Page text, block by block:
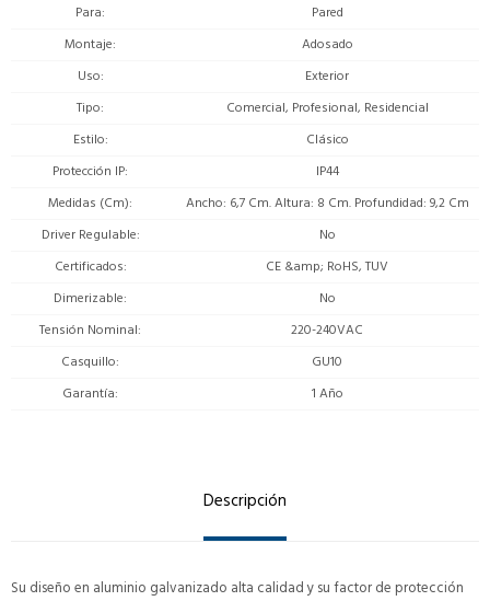
Para
Pared
Montaje
Adosado
Uso
Exterior
Tipo
Comercial, Profesional, Residencial
Estilo
Clásico
Protección IP
IP44
Medidas (Cm)
Ancho: 6,7 Cm. Altura: 8 Cm. Profundidad: 9,2 Cm
Driver Regulable
No
Certificados
CE &amp; RoHS, TUV
Dimerizable
No
Tensión Nominal
220-240VAC
Casquillo
GU10
Garantía
1 Año
Descripción
Su diseño en aluminio galvanizado alta calidad y su factor de protección